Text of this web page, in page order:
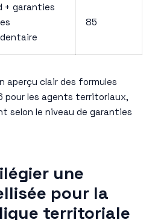
+ garanties
85
aperçu clair des formules
pour les agents territoriaux,
selon le niveau de garanties
une
pour la
territoriale